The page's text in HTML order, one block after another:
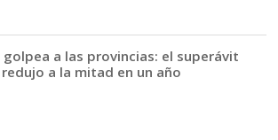
golpea a las provincias: el superávit
a la mitad en un año